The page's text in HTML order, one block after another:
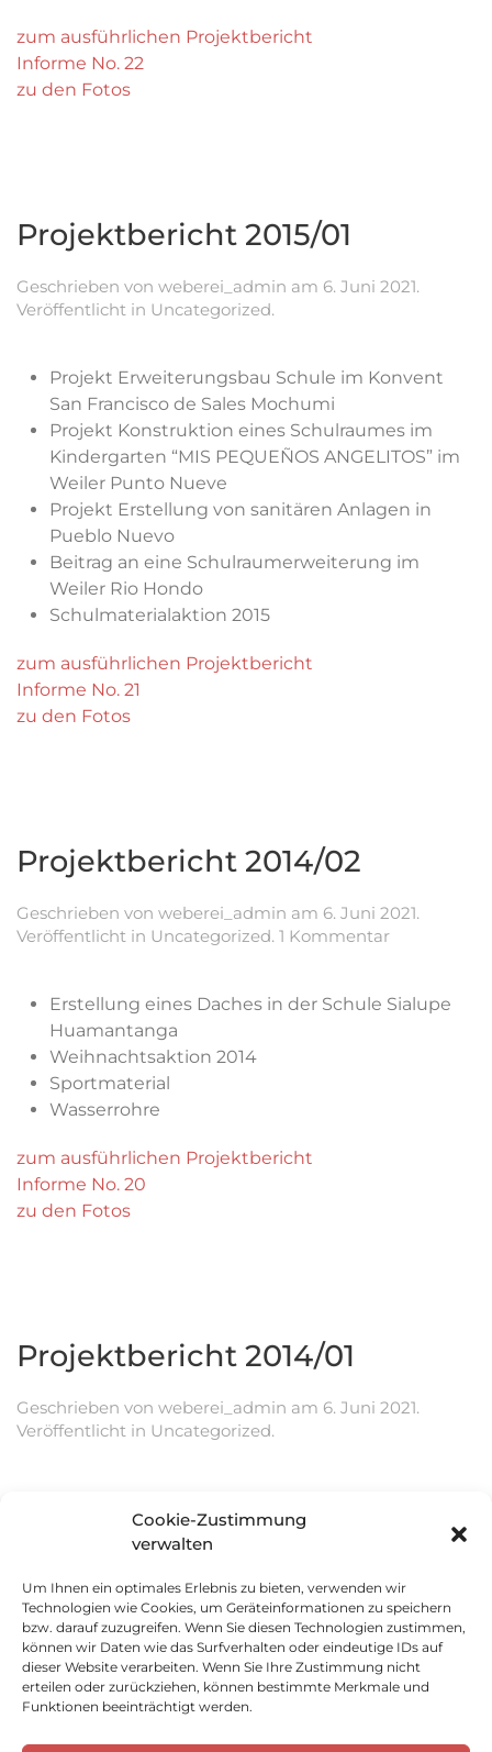
Cookie-Zustimmung
verwalten
Um Ihnen ein optimales Erlebnis zu bieten, verwenden wir
Technologien wie Cookies, um Geräteinformationen zu speichern
bzw. darauf zuzugreifen. Wenn Sie diesen Technologien zustimmen,
können wir Daten wie das Surfverhalten oder eindeutige IDs auf
dieser Website verarbeiten. Wenn Sie Ihre Zustimmung nicht
erteilen oder zurückziehen, können bestimmte Merkmale und
Funktionen beeinträchtigt werden.
zum ausführlichen Projektbericht
Informe No. 22
zu den Fotos
Projektbericht 2015/01
Geschrieben von weberei_admin am 6. Juni 2021.
Veröffentlicht in Uncategorized.
Projekt Erweiterungsbau Schule im Konvent
San Francisco de Sales Mochumi
Projekt Konstruktion eines Schulraumes im
Kindergarten “MIS PEQUEÑOS ANGELITOS” im
Weiler Punto Nueve
Projekt Erstellung von sanitären Anlagen in
Pueblo Nuevo
Beitrag an eine Schulraumerweiterung im
Weiler Rio Hondo
Schulmaterialaktion 2015
zum ausführlichen Projektbericht
Informe No. 21
zu den Fotos
Projektbericht 2014/02
Geschrieben von weberei_admin am 6. Juni 2021.
Veröffentlicht in Uncategorized. 1 Kommentarzu
Erstellung eines Daches in der Schule Sialupe
Huamantanga
Weihnachtsaktion 2014
Sportmaterial
Wasserrohre
zum ausführlichen Projektbericht
Informe No. 20
zu den Fotos
Projektbericht 2014/01
Geschrieben von weberei_admin am 6. Juni 2021.
Veröffentlicht in Uncategorized.
Sialupe Huamantanga
Schulmaterialaktion 2014
Bezahlung einer Lehrkraft
Video Förderung Asociación Ñan
Weiterbildung für Geschichtslehrer
Erstellung eines Daches im Schulhaus Weiler
Pueblo Nuevo